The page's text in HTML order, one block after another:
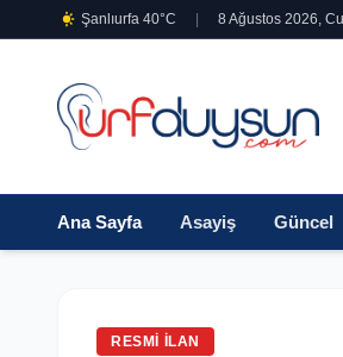
Şanlıurfa 40°C 8 Ağustos 2026,
Ana Sayfa Asayiş Güncel
RESMI İLAN